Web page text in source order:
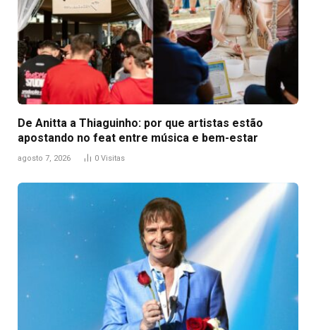
De Anitta a Thiaguinho: por que artistas estão
apostando no feat entre música e bem-estar
agosto 7, 2026 0 Visitas